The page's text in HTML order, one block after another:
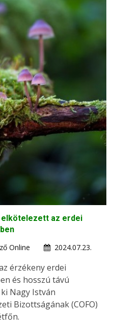
elkötelezett az erdei
Online
2024.07.23.
érzékeny erdei
és hosszú távú
Nagy István
Bizottságának (COFO)